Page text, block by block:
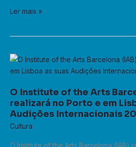
Ler mais »
O Institute of the Arts
realizará no Porto e em
Audições Internacionais
Cultura
O Institute of the Arts Barcelona (IAB)
O
Institute
the
Arts
Barcelona
(IAB)